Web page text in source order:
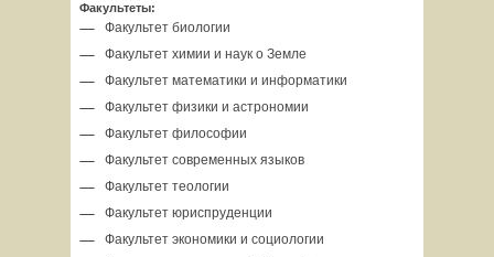
Факультеты:
Факультет биологии
Факультет химии и наук о Земле
Факультет математики и информатики
Факультет физики и астрономии
Факультет философии
Факультет современных языков
Факультет теологии
Факультет юриспруденции
Факультет экономики и социологии